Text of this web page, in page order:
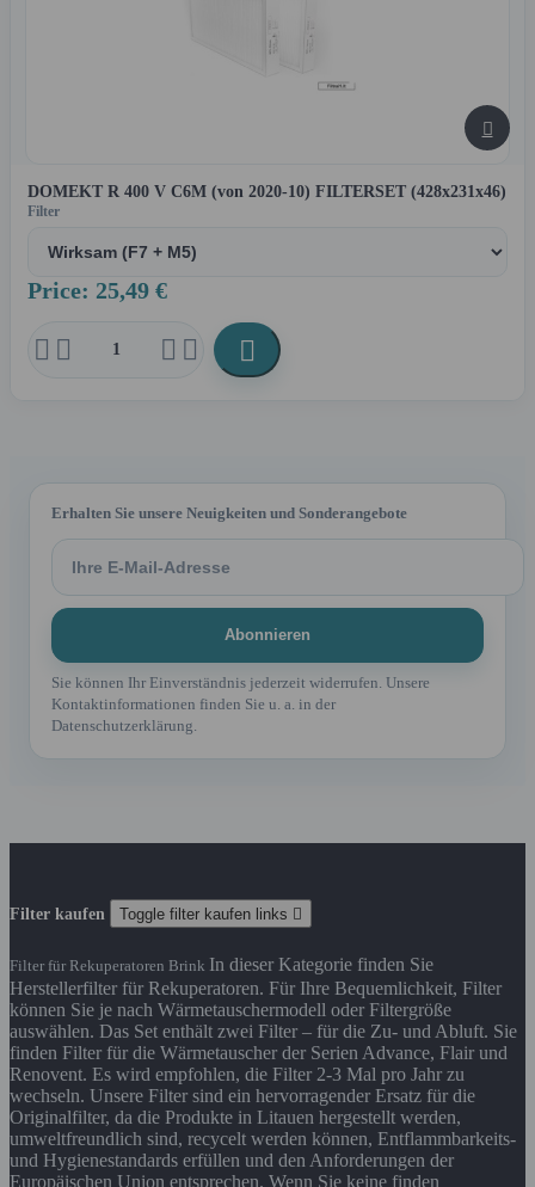

DOMEKT R 400 V C6M (von 2020-10) FILTERSET (428x231x46)
Filter
Price: 25,49 €
    
Erhalten Sie unsere Neuigkeiten und Sonderangebote
Sie können Ihr Einverständnis jederzeit widerrufen. Unsere
Kontaktinformationen finden Sie u. a. in der
Datenschutzerklärung.
Filter kaufen Toggle filter kaufen links 
Filter für Rekuperatoren Brink In dieser Kategorie finden Sie
Herstellerfilter für Rekuperatoren. Für Ihre Bequemlichkeit, Filter
können Sie je nach Wärmetauschermodell oder Filtergröße
auswählen. Das Set enthält zwei Filter – für die Zu- und Abluft. Sie
finden Filter für die Wärmetauscher der Serien Advance, Flair und
Renovent. Es wird empfohlen, die Filter 2-3 Mal pro Jahr zu
wechseln. Unsere Filter sind ein hervorragender Ersatz für die
Originalfilter, da die Produkte in Litauen hergestellt werden,
umweltfreundlich sind, recycelt werden können, Entflammbarkeits-
und Hygienestandards erfüllen und den Anforderungen der
Europäischen Union entsprechen. Wenn Sie keine finden